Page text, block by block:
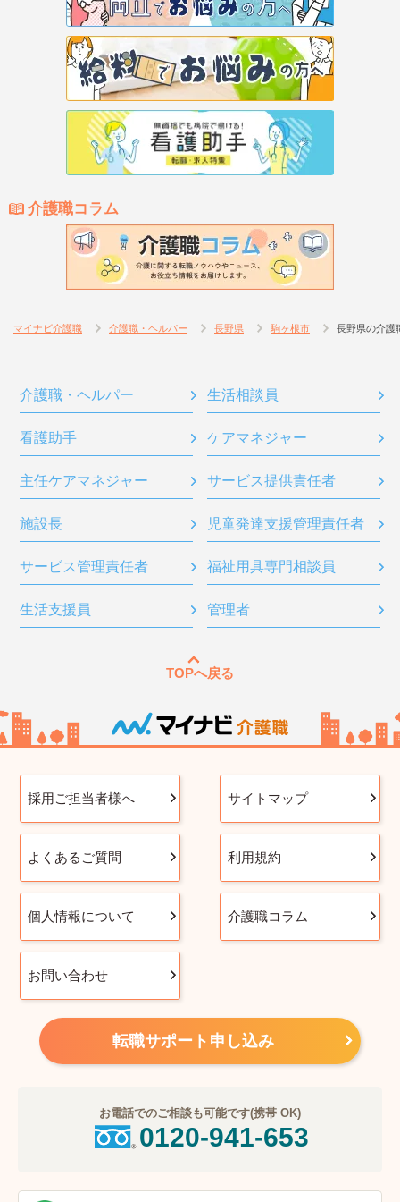
介護職コラム
マイナビ介護職 介護職・ヘルパー 長野県 駒ヶ根市 長野県の介護
介護職・ヘルパー 生活相談員
看護助手 ケアマネジャー
主任ケアマネジャー サービス提供責任者
施設長 児童発達支援管理責任者
サービス管理責任者 福祉用具専門相談員
生活支援員 管理者
TOPへ戻る
採用ご担当者様へ サイトマップ
よくあるご質問 利用規約
個人情報について 介護職コラム
お問い合わせ
転職サポート申し込み
お電話でのご相談も可能です(携帯 OK)
0120-941-653